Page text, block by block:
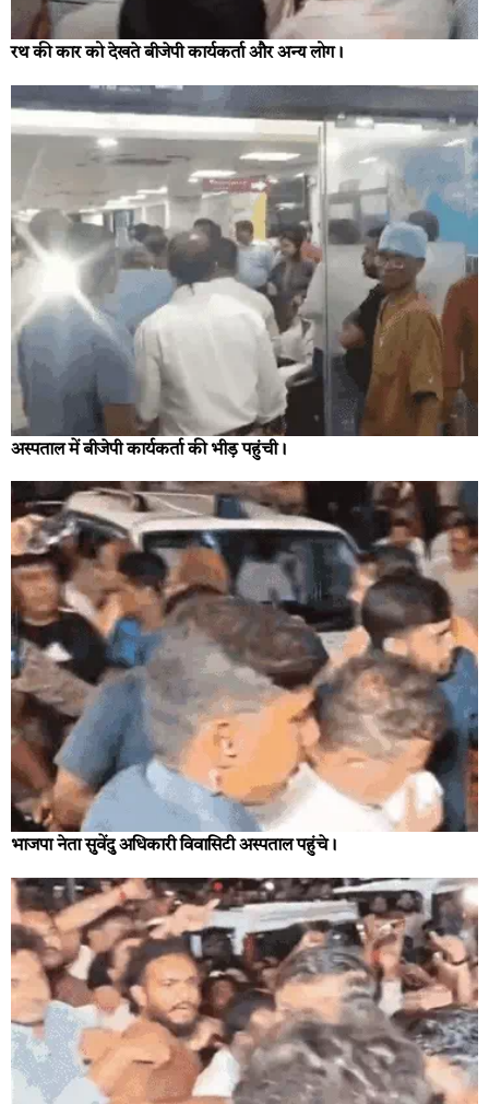
रथ की कार को देखते बीजेपी कार्यकर्ता और अन्य लोग।
अस्पताल में बीजेपी कार्यकर्ता की भीड़ पहुंची।
भाजपा नेता सुवेंदु अधिकारी विवासिटी अस्पताल पहुंचे।